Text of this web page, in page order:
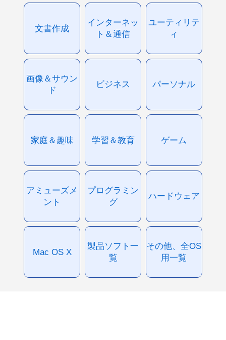
文書作成
インターネッ
ト＆通信
ユーティリテ
ィ
画像＆サウン
ド
ビジネス パーソナル
家庭＆趣味 学習＆教育 ゲーム
アミューズメ
ント
プログラミン
グ
ハードウェア
Mac OS X
製品ソフト一
覧
その他、全OS
用一覧